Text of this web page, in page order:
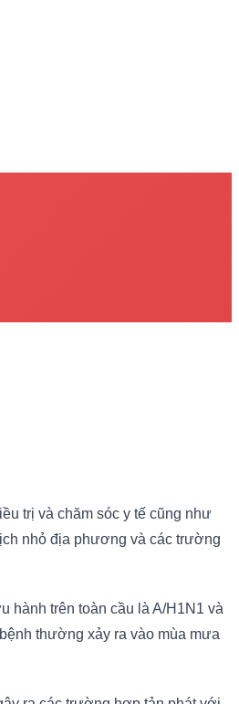
trị và chăm sóc y tế cũng như
nhỏ địa phương và các trường
hành trên toàn cầu là A/H1N1 và
thường xảy ra vào mùa mưa